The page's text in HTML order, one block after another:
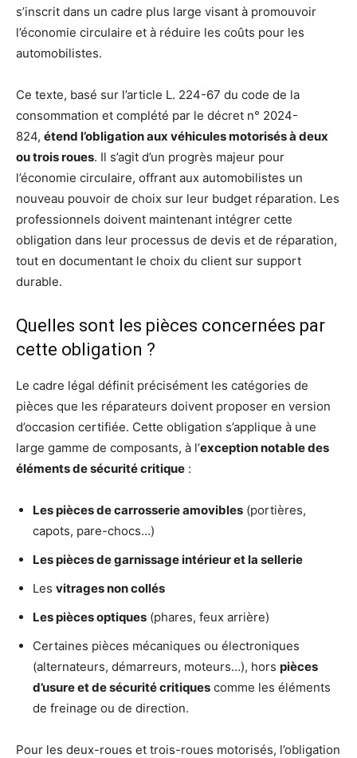
s’inscrit dans un cadre plus large visant à promouvoir
l’économie circulaire et à réduire les coûts pour les
automobilistes.
Ce texte, basé sur l’article L. 224-67 du code de la
consommation et complété par le décret n° 2024-
824, étend l’obligation aux véhicules motorisés à deux
ou trois roues. Il s’agit d’un progrès majeur pour
l’économie circulaire, offrant aux automobilistes un
nouveau pouvoir de choix sur leur budget réparation. Les
professionnels doivent maintenant intégrer cette
obligation dans leur processus de devis et de réparation,
tout en documentant le choix du client sur support
durable.
Quelles sont les pièces concernées par
cette obligation ?
Le cadre légal définit précisément les catégories de
pièces que les réparateurs doivent proposer en version
d’occasion certifiée. Cette obligation s’applique à une
large gamme de composants, à l’exception notable des
éléments de sécurité critique :
Les pièces de carrosserie amovibles (portières,
capots, pare-chocs…)
Les pièces de garnissage intérieur et la sellerie
Les vitrages non collés
Les pièces optiques (phares, feux arrière)
Certaines pièces mécaniques ou électroniques
(alternateurs, démarreurs, moteurs…), hors pièces
d’usure et de sécurité critiques comme les éléments
de freinage ou de direction.
Pour les deux-roues et trois-roues motorisés, l’obligation